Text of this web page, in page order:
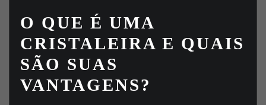
O QUE É UMA
CRISTALEIRA E QUAIS
SÃO SUAS
VANTAGENS?